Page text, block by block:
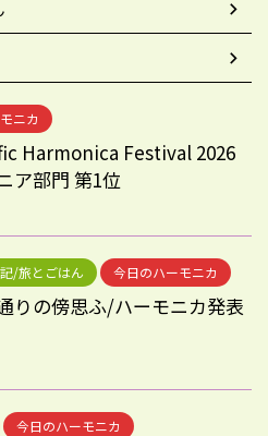
ニカ
Harmonica Festival 2026
ア部門 第1位
/旅とごはん 今日のハーモニカ
りの傍思ふ/ハーモニカ発表
今日のハーモニカ